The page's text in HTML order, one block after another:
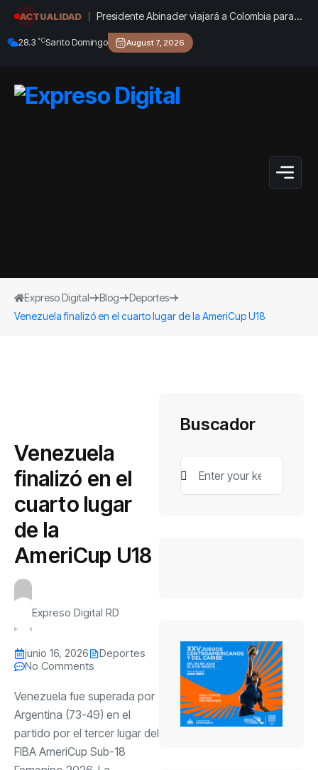
ACTUALIDAD
Presidente Abinader viajará a Colombia para
participar en la toma de posesión de Abelardo
de la Espriella
28.3 °CSanto Domingo August 7, 2026
Expreso Digital Blog
Deportes
Venezuela finalizó en el cuarto lugar de la AmeriCup U18
Venezuela
finalizó en el
cuarto lugar
de la
AmeriCup U18
Expreso Digital RD
junio 16, 2026
Deportes
No Comments
Venezuela fue superada por
Argentina (73-49) en el
partido por el tercer lugar del
FIBA AmeriCup Sub-18
Buscador